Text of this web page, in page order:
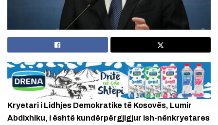
Kryetari i Lidhjes Demokratike të Kosovës, Lumir
Abdixhiku, i është kundërpërgjigjur ish-nënkryetares